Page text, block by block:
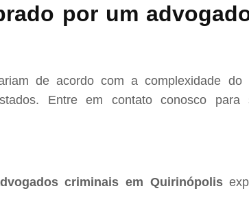
por um
de acordo com a complexidade
Entre em contato conosco para
criminais em Quirinópolis